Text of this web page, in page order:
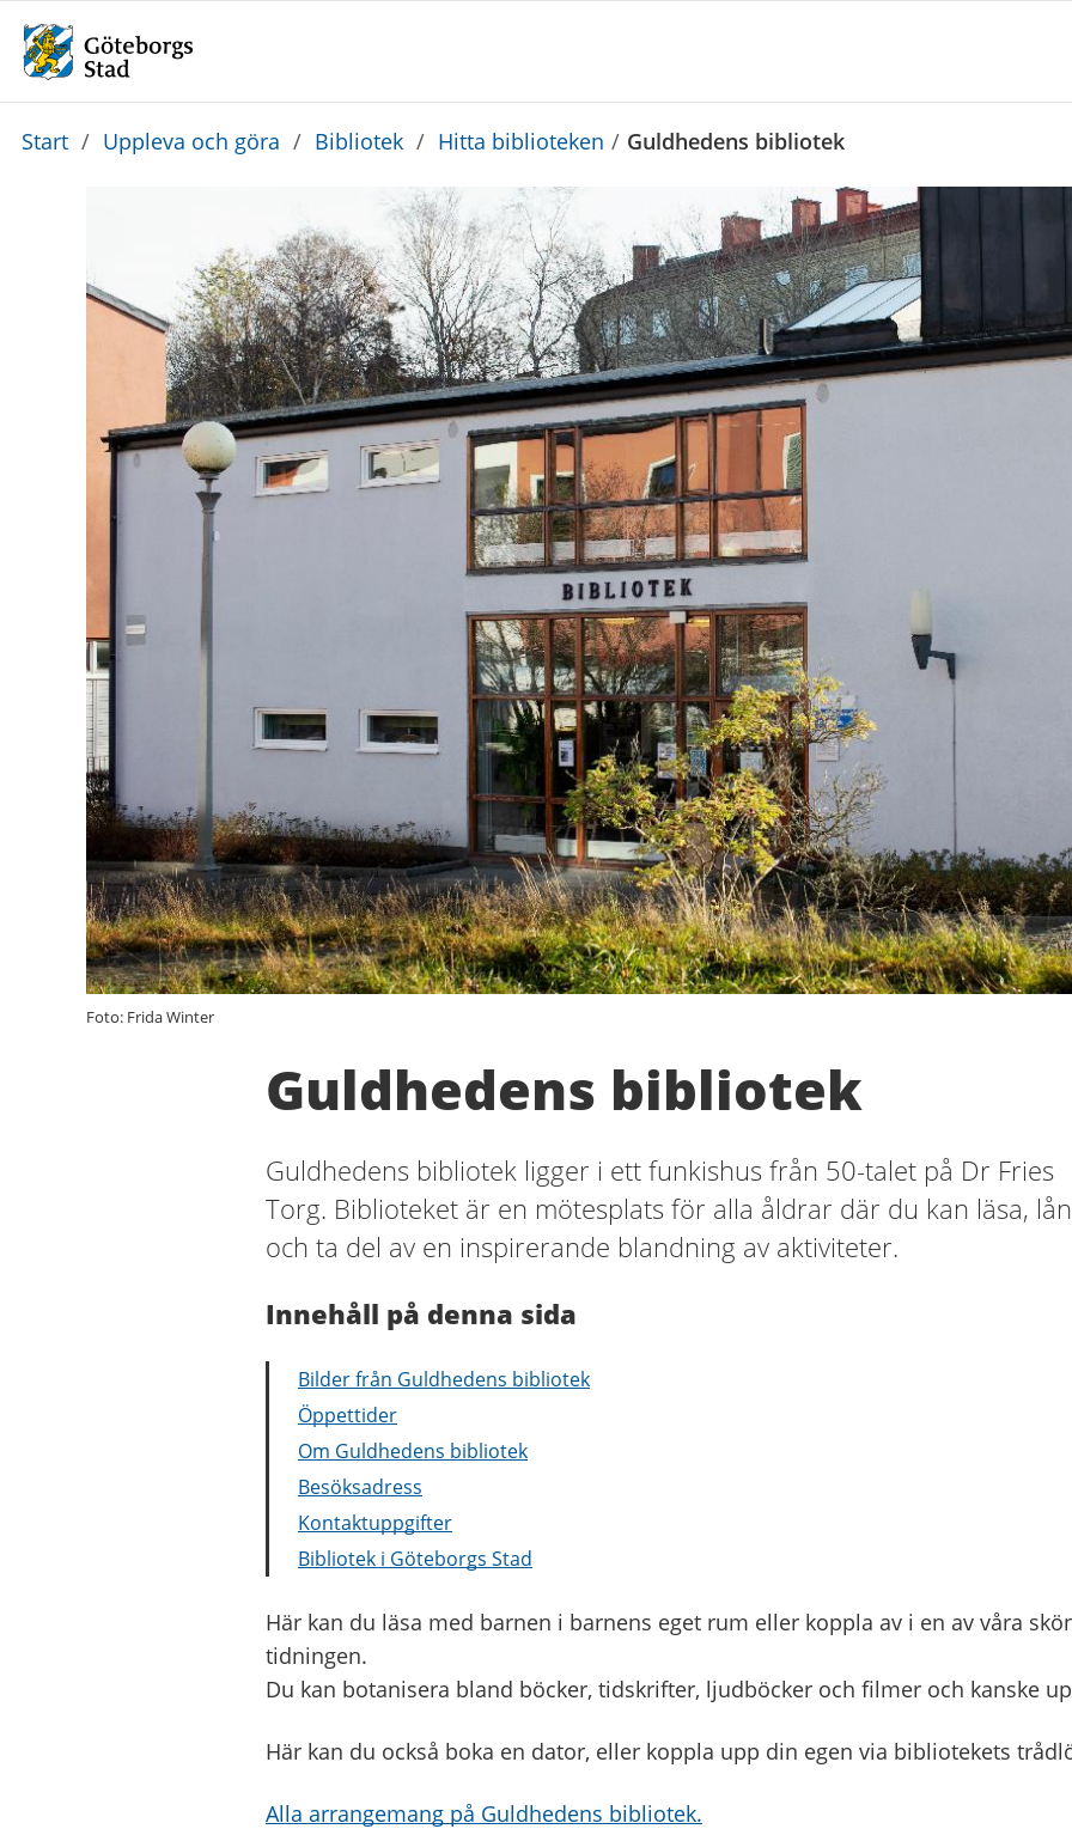
Du
Start / Uppleva och göra / Bibliotek / Hitta biblioteken / Guldhedens bibliotek
Foto: Frida Winter
Guldhedens bibliotek
Guldhedens bibliotek ligger i ett funkishus från 50-talet på Dr Fries
Torg. Biblioteket är en mötesplats för alla åldrar där du kan läsa,
och ta del av en inspirerande blandning av aktiviteter.
Innehåll på denna sida
Bilder från Guldhedens bibliotek
Öppettider
Om Guldhedens bibliotek
Besöksadress
Kontaktuppgifter
Bibliotek i Göteborgs Stad
Här kan du läsa med barnen i barnens eget rum eller koppla av i en av våra
tidningen.
Du kan botanisera bland böcker, tidskrifter, ljudböcker och filmer och kanske
Här kan du också boka en dator, eller koppla upp din egen via bibliotekets
Alla arrangemang på Guldhedens bibliotek.